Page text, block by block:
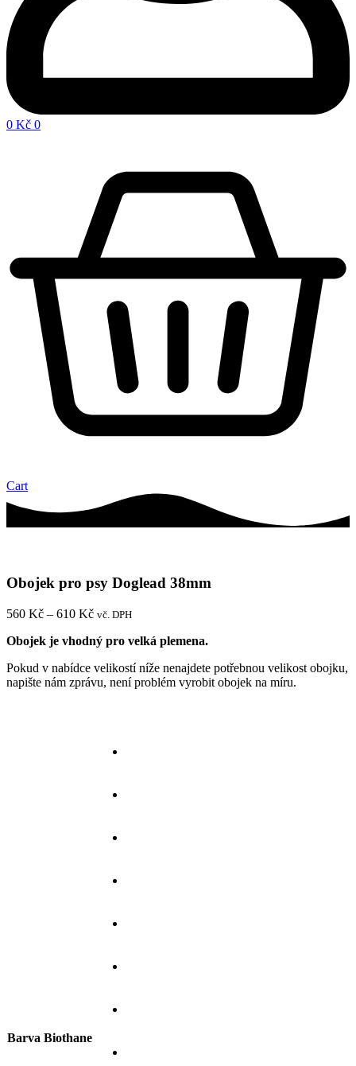
0 Kč 0
Cart
Obojek pro psy Doglead 38mm
560 Kč – 610 KčRozpětí
560 Kč
610 Kč
vč. DPH
Obojek je vhodný pro velká plemena.
Pokud v nabídce velikostí níže nenajdete potřebnou velikost obojku,
napište nám zprávu, není problém vyrobit obojek na míru.
Barva Biothane